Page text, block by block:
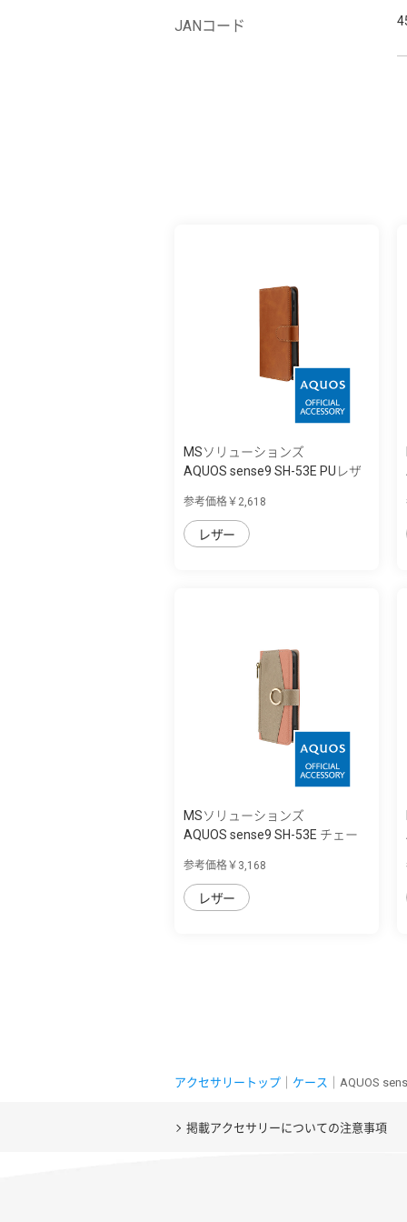
JANコード
MSソリューションズ
AQUOS sense9 SH-53E PUレザ
参考価格￥2,618
レザー
MSソリューションズ
AQUOS sense9 SH-53E チェー
参考価格￥3,168
レザー
アクセサリートップ ケース ｜AQUOS
掲載アクセサリーについての注意事項